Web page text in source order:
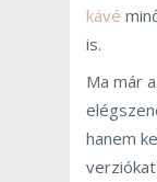
kávé
is.
Ma már
hanem